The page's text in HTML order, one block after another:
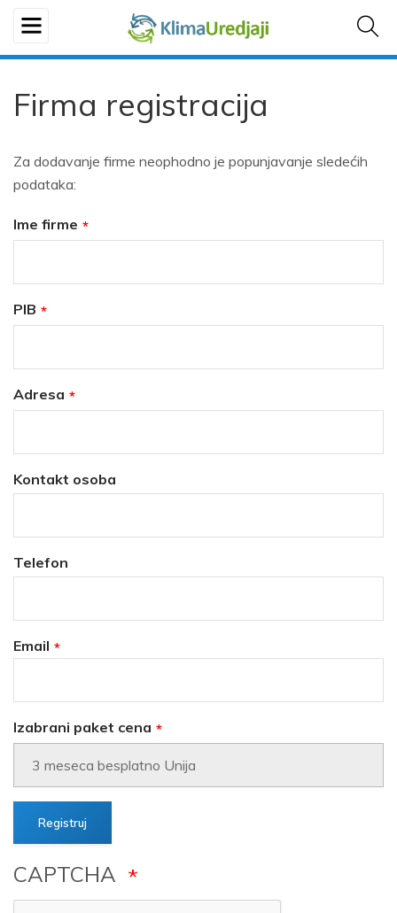
Firma registracija
Za dodavanje firme neophodno je popunjavanje sledećih
podataka:
Ime firme
PIB
Adresa
Kontakt osoba
Telefon
Email
Izabrani paket cena
CAPTCHA